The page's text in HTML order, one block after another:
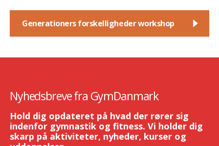
Generationers forskelligheder workshop
Nyhedsbreve fra GymDanmark
Hold dig opdateret på hvad der rører sig
indenfor gymnastik og fitness. Vi holder dig
skarp på aktiviteter, nyheder, kurser og